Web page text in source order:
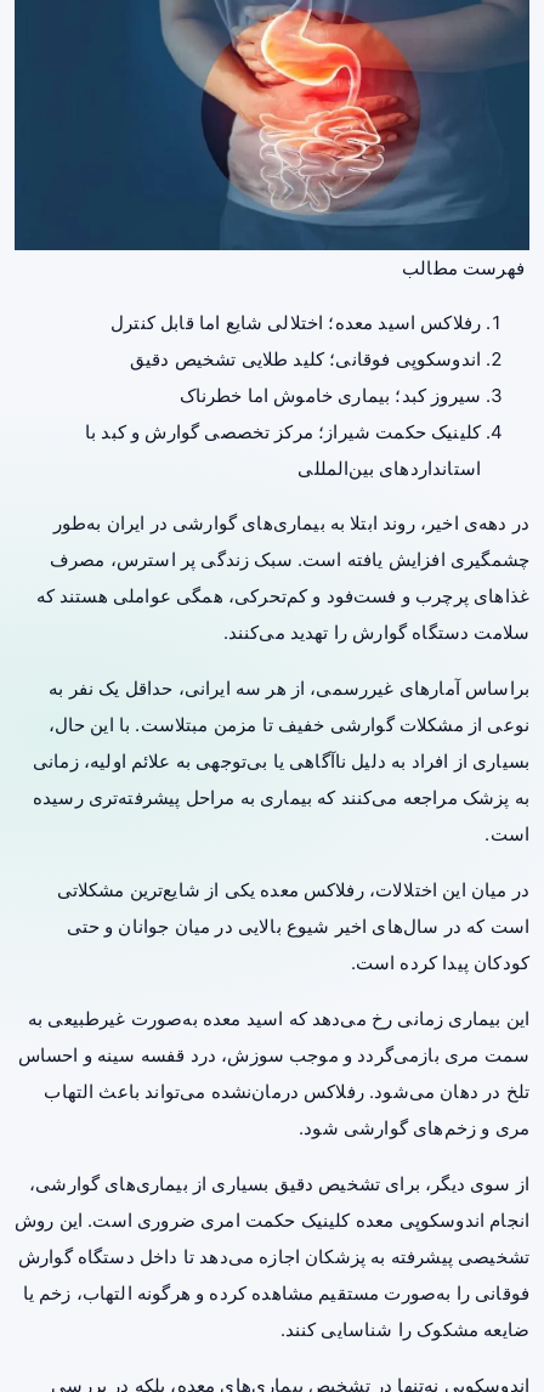
فهرست مطالب
رفلاکس اسید معده؛ اختلالی شایع اما قابل کنترل
اندوسکوپی فوقانی؛ کلید طلایی تشخیص دقیق
سیروز کبد؛ بیماری خاموش اما خطرناک
کلینیک حکمت شیراز؛ مرکز تخصصی گوارش و کبد با
استانداردهای بین‌المللی
در دهه‌ی اخیر، روند ابتلا به بیماری‌های گوارشی در ایران به‌طور
چشمگیری افزایش یافته است. سبک زندگی پر استرس، مصرف
غذاهای پرچرب و فست‌فود و کم‌تحرکی، همگی عواملی هستند که
سلامت دستگاه گوارش را تهدید می‌کنند.
براساس آمارهای غیررسمی، از هر سه ایرانی، حداقل یک نفر به
نوعی از مشکلات گوارشی خفیف تا مزمن مبتلاست. با این حال،
بسیاری از افراد به دلیل ناآگاهی یا بی‌توجهی به علائم اولیه، زمانی
به پزشک مراجعه می‌کنند که بیماری به مراحل پیشرفته‌تری رسیده
است.
در میان این اختلالات،رفلاکس معده یکی از شایع‌ترین مشکلاتی
است که در سال‌های اخیر شیوع بالایی در میان جوانان و حتی
کودکان پیدا کرده است.
این بیماری زمانی رخ می‌دهد که اسید معده به‌صورت غیرطبیعی به
سمت مری بازمی‌گردد و موجب سوزش، درد قفسه سینه و احساس
تلخ در دهان می‌شود. رفلاکس درمان‌نشده می‌تواند باعث التهاب
مری و زخم‌های گوارشی شود.
از سوی دیگر، برای تشخیص دقیق بسیاری از بیماری‌های گوارشی،
انجام اندوسکوپی معده کلینیک حکمت امری ضروری است. این روش
تشخیصی پیشرفته به پزشکان اجازه می‌دهد تا داخل دستگاه گوارش
فوقانی را به‌صورت مستقیم مشاهده کرده و هرگونه التهاب، زخم یا
ضایعه مشکوک را شناسایی کنند.
اندوسکوپی نه‌تنها در تشخیص بیماری‌های معده، بلکه در بررسی